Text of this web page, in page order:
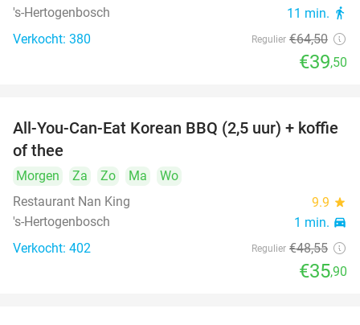
's-Hertogenbosch 11 min. directions_walk
Verkocht: 380 Regulier €64,50
€39,50
26%
All-You-Can-Eat Korean BBQ (2,5 uur) + koffie
of thee
Morgen Za Zo Ma
Wo
Restaurant Nan King
9.9 star
's-Hertogenbosch 1 min. directions_car
Verkocht: 402 Regulier €48,55
€35,90